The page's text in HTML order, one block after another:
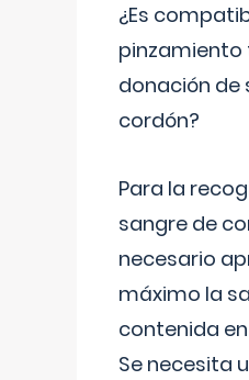
¿Es
pinzamiento
donación de
cordón?
Para la
sangre de
necesario
máximo la
contenida
Se necesita